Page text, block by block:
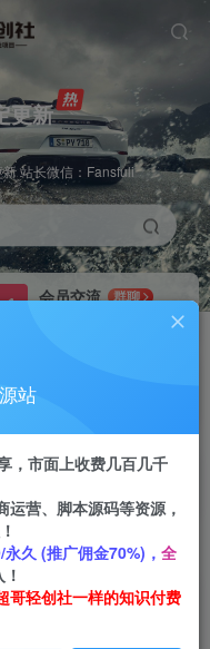
更新
站长微信：Fansfuli
会员交流
群聊
红利期长，个人实
站
，市面上收费几百几千
营、脚本源码等资源，
久 (推广佣金70%)， 全
哥轻创社一样的知识付费